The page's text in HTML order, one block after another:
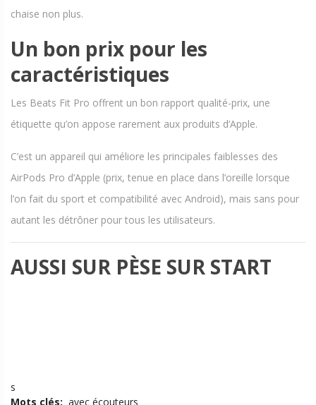
chaise non plus.
Un bon prix pour les
caractéristiques
Les Beats Fit Pro offrent un bon rapport qualité-prix, une
étiquette qu’on appose rarement aux produits d’Apple.
C’est un appareil qui améliore les principales faiblesses des
AirPods Pro d’Apple (prix, tenue en place dans l’oreille lorsque
l’on fait du sport et compatibilité avec Android), mais sans pour
autant les détrôner pour tous les utilisateurs.
AUSSI SUR PÈSE SUR START
s
Mots clés: avec écouteurs